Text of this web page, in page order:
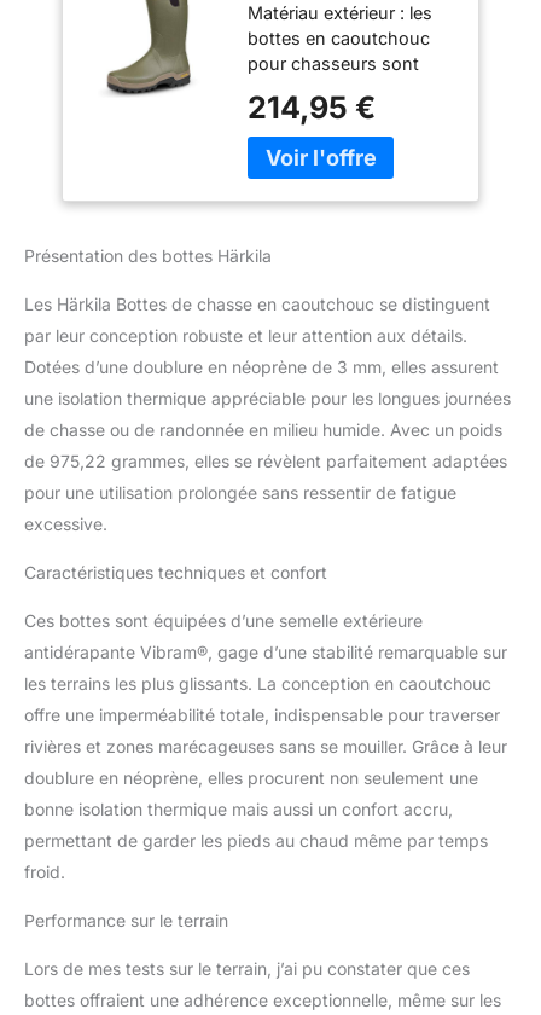
Bottes en
caoutchouc
doublées de
néoprène de 3 mm
- Semelle
extérieure
antidérapante
Vibram®, Willow
Matériau extérieur : les
bottes en caoutchouc
pour chasseurs sont
caoutchouc naturel -
c'est un progrès
important non seulement
Doublure : la doublure en
d'épaisseur. Ainsi, les
bottes de chasse en
caoutchouc sont idéales
pour une utilisation en
hiver, en automne ou au
doublure en polaire
supplémentaire assure
semelle avec avant-pied
soutien articulaire avec
une grande stabilité au
niveau du talon et du
cou-de-pied, mais
flexible à l'avant-pied.
Assure un confort
optimal lors de longues
randonnées. Icetrek : en
extérieure Vibram assure
important lors du tir, car
un maintien sûr est
214,95 €
Présentation des bottes Härkila
Les Härkila Bottes de chasse en caoutchouc se distinguent
par leur conception robuste et leur attention aux détails.
Dotées d’une doublure en néoprène de 3 mm, elles assurent
une isolation thermique appréciable pour les longues journées
de chasse ou de randonnée en milieu humide. Avec un poids
de 975,22 grammes, elles se révèlent parfaitement adaptées
pour une utilisation prolongée sans ressentir de fatigue
excessive.
Caractéristiques techniques et confort
Ces bottes sont équipées d’une semelle extérieure
antidérapante Vibram®, gage d’une stabilité remarquable sur
les terrains les plus glissants. La conception en caoutchouc
offre une imperméabilité totale, indispensable pour traverser
rivières et zones marécageuses sans se mouiller. Grâce à leur
doublure en néoprène, elles procurent non seulement une
bonne isolation thermique mais aussi un confort accru,
permettant de garder les pieds au chaud même par temps
froid.
Performance sur le terrain
Lors de mes tests sur le terrain, j’ai pu constater que ces
bottes offraient une adhérence exceptionnelle, même sur les